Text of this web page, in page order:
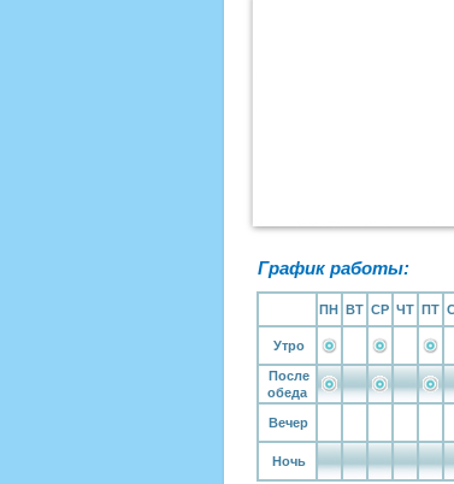
График работы:
ПН ВТ СР ЧТ ПТ
Утро
После
обеда
Вечер
Ночь